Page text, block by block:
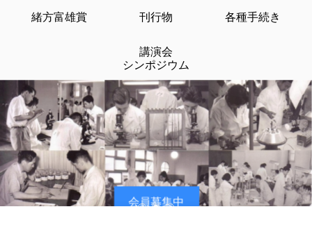
緒方富雄賞 刊行物 各種手続き
講演会
シンポジウム
臨床検査医学を担う人材
を育成する
会員募集中